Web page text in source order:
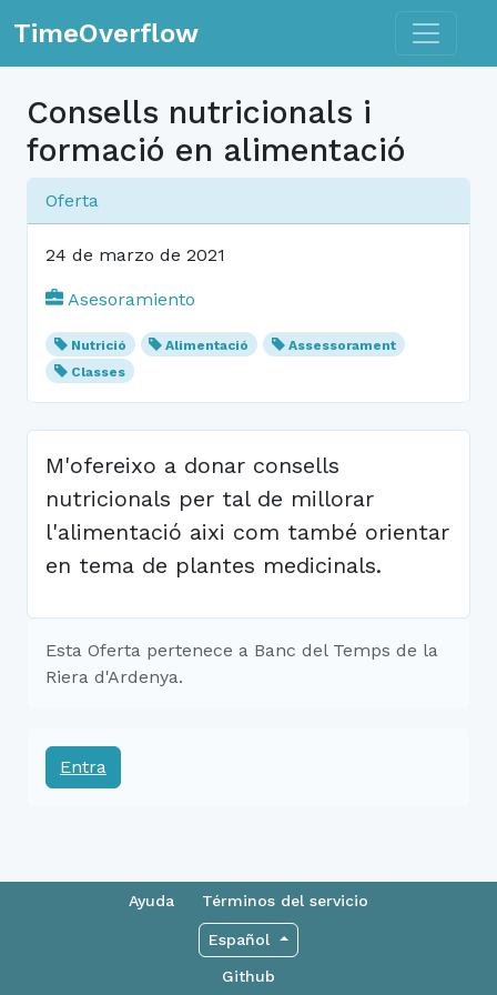
TimeOverflow Toggle
Consells nutricionals i
formació en alimentació
Oferta
24 de marzo de 2021
Asesoramiento
Nutrició Alimentació
Assessorament
Classes
M'ofereixo a donar consells
nutricionals per tal de millorar
l'alimentació aixi com també orientar
en tema de plantes medicinals.
Esta Oferta pertenece a Banc del Temps de la
Riera d'Ardenya.
Entra
Ayuda Términos del servicio
Español
Github